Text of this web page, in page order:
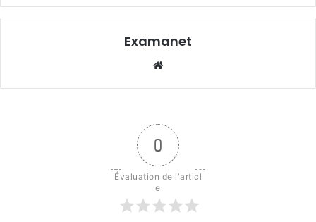
Examanet
0
Évaluation de l'articl
e